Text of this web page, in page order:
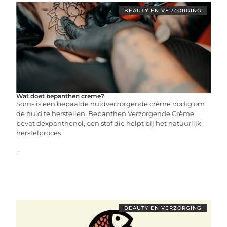
BEAUTY EN VERZORGING
Wat doet bepanthen creme?
Soms is een bepaalde huidverzorgende crème nodig om
de huid te herstellen. Bepanthen Verzorgende Crème
bevat dexpanthenol, een stof die helpt bij het natuurlijk
herstelproces
...
BEAUTY EN VERZORGING